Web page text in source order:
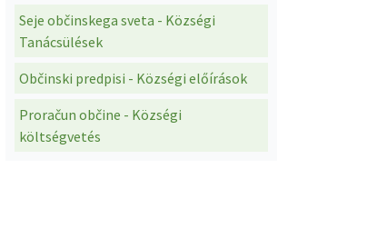
Seje občinskega sveta - Községi
Tanácsülések
Občinski predpisi - Községi előírások
Proračun občine - Községi
költségvetés